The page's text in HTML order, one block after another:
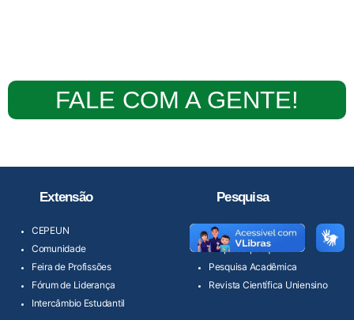
FALE COM A GENTE!
Extensão
CEPEUN
Comunidade
Feira de Profissões
Fórum de Liderança
Intercâmbio Estudantil
Pesquisa
Banco de Artigos
Grupo de pesquisa
Pesquisa Acadêmica
Revista Científica Uniensino